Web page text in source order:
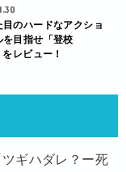
目のハードなアクショ
を目指せ「登校
レビュー！
ギハダレ？ー死